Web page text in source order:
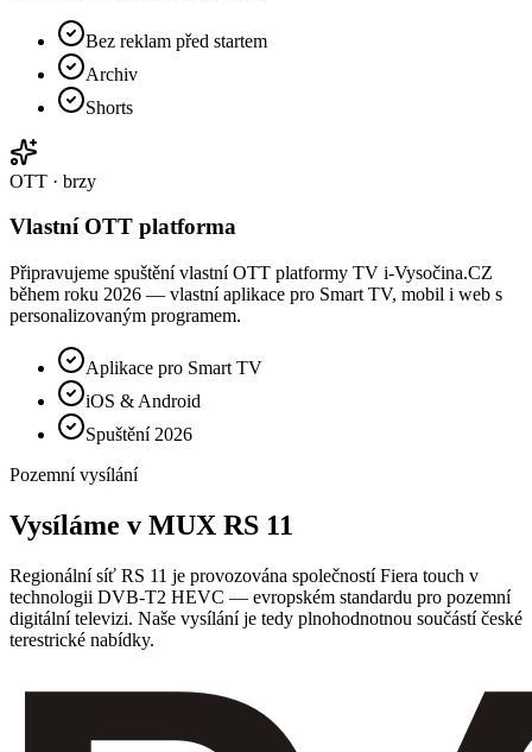
Bez reklam před startem
Archiv
Shorts
OTT · brzy
Vlastní OTT platforma
Připravujeme spuštění vlastní OTT platformy TV i-Vysočina.CZ
během roku 2026 — vlastní aplikace pro Smart TV, mobil i web s
personalizovaným programem.
Aplikace pro Smart TV
iOS & Android
Spuštění 2026
Pozemní vysílání
Vysíláme v MUX RS 11
Regionální síť RS 11 je provozována společností Fiera touch v
technologii DVB-T2 HEVC — evropském standardu pro pozemní
digitální televizi. Naše vysílání je tedy plnohodnotnou součástí české
terestrické nabídky.